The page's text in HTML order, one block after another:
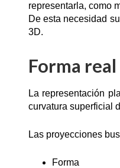
representarla, como
De esta necesidad
3D.
Forma
La representación
curvatura superficial
Las proyecciones
Forma